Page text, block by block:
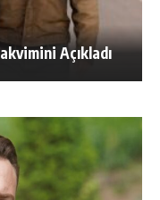
Açıkladı